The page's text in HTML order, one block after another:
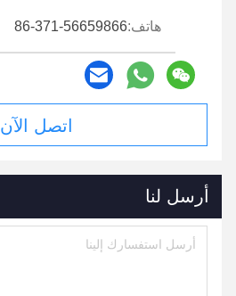
هاتف:86-371-56659866
اتصل الآن
أرسل لنا